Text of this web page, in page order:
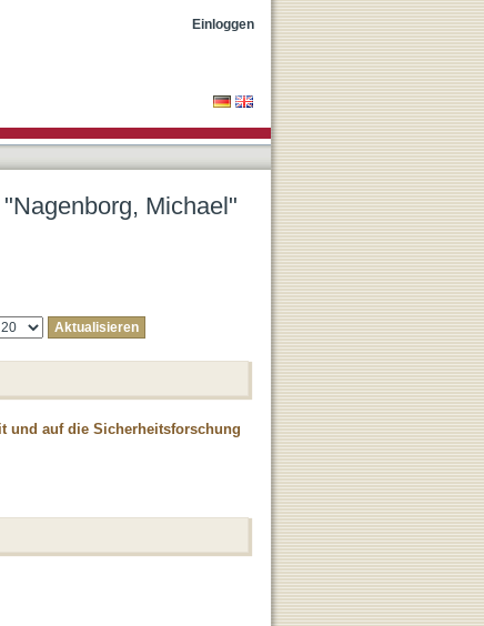
Einloggen
Michael"
und auf die Sicherheitsforschung